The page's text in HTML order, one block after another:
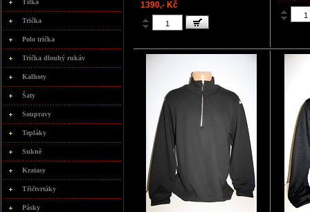
Tílka
Trička
Polo trička
Trička dlouhý rukáv
Kalhoty
Šaty
Soupravy
Tepláky
Sukně
Kratasy
Třičtvrtáky
Pásky
1390,- Kč